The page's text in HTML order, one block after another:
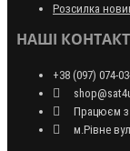
Розсилка
НАШІ
+38 (097) 074-
Працюєм з
м.Рівне